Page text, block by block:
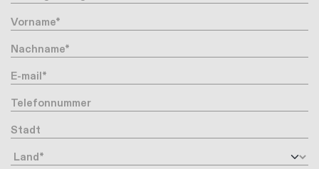
Vorname
Nachname
Ihre Email-Adresse
Telefonnummer
Stadt
Land